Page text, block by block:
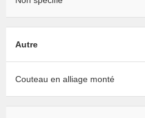
Autre
Couteau en alliage monté